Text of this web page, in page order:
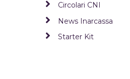
Circolari CNI
News Inarcassa
Starter Kit